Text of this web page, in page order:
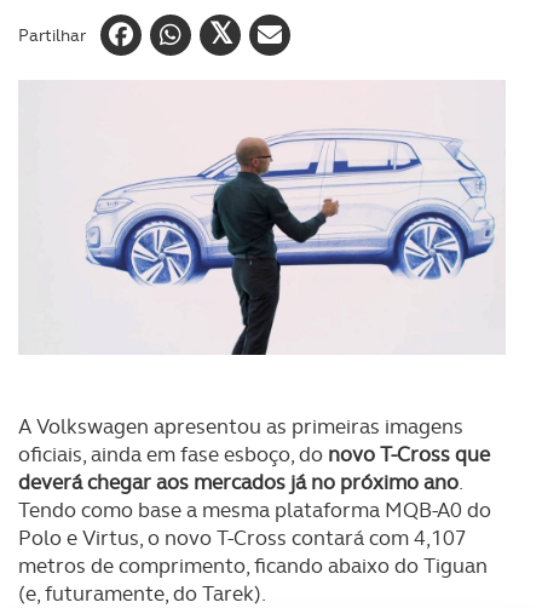
Partilhar
A Volkswagen apresentou as primeiras imagens
oficiais, ainda em fase esboço, do novo T-Cross que
deverá chegar aos mercados já no próximo ano.
Tendo como base a mesma plataforma MQB-A0 do
Polo e Virtus, o novo T-Cross contará com 4,107
metros de comprimento, ficando abaixo do Tiguan
(e, futuramente, do Tarek).